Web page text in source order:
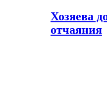
Хозяева
отчаяния